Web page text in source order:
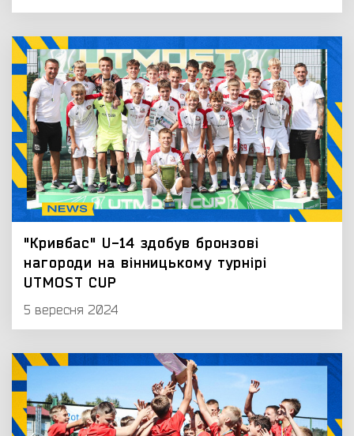
"Кривбас" U-14 здобув бронзові
нагороди на вінницькому турнірі
UTMOST CUP
5 вересня 2024